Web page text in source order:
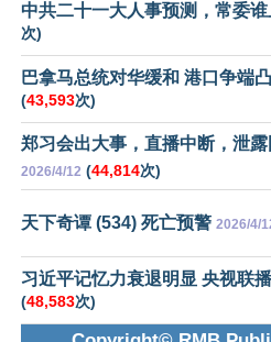
中共二十一大人事预测，常委谁
次)
巴拿马总统对华缓和 港口争端
(43,593次)
郑习会出大事，直播中断，泄
2026/4/12 (44,814次)
天下奇谭 (534) 死亡预警 2026/4/
习近平记忆力衰退明显 央视联
(48,583次)